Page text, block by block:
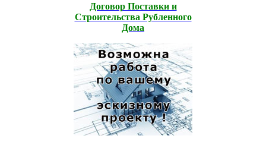
Договор Поставки и
Строительcтва Рубленного
Дома